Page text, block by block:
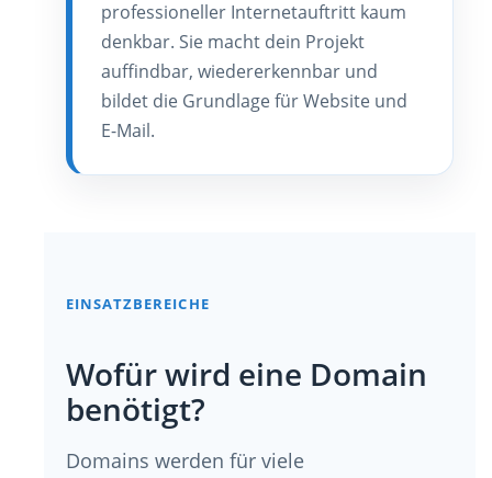
professioneller Internetauftritt kaum
denkbar. Sie macht dein Projekt
auffindbar, wiedererkennbar und
bildet die Grundlage für Website und
E-Mail.
EINSATZBEREICHE
Wofür wird eine Domain
benötigt?
Domains werden für viele